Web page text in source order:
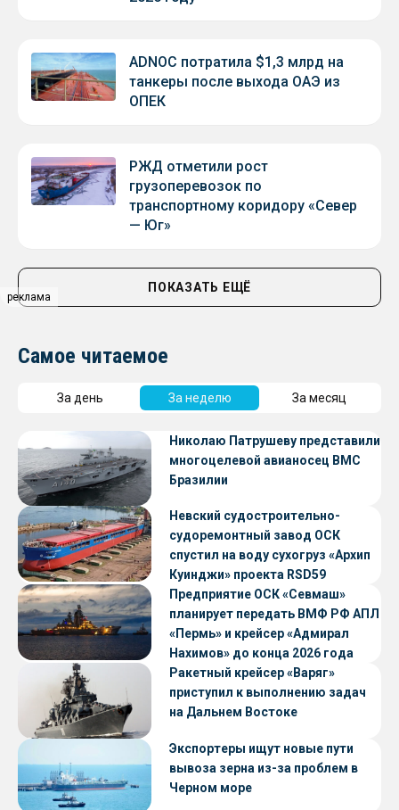
реклама
ADNOC потратила $1,3 млрд на
танкеры после выхода ОАЭ из
ОПЕК
РЖД отметили рост
грузоперевозок по
транспортному коридору «Север
— Юг»
ПОКАЗАТЬ ЕЩЁ
Самое читаемое
За день За неделю За месяц
Николаю Патрушеву представили
многоцелевой авианосец ВМС
Бразилии
Невский судостроительно-
судоремонтный завод ОСК
спустил на воду сухогруз «Архип
Куинджи» проекта RSD59
Предприятие ОСК «Севмаш»
планирует передать ВМФ РФ АПЛ
«Пермь» и крейсер «Адмирал
Нахимов» до конца 2026 года
Ракетный крейсер «Варяг»
приступил к выполнению задач
на Дальнем Востоке
Экспортеры ищут новые пути
вывоза зерна из-за проблем в
Черном море